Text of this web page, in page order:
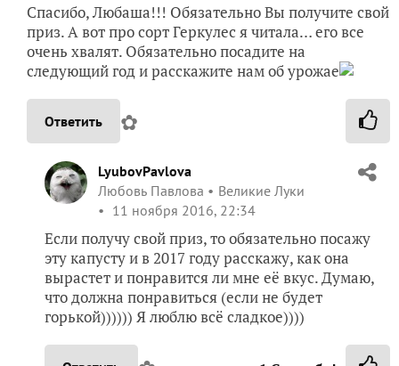
Спасибо, Любаша!!! Обязательно Вы получите свой
приз. А вот про сорт Геркулес я читала… его все
очень хвалят. Обязательно посадите на
следующий год и расскажите нам об урожае
Ответить ✿
LyubovPavlova
Любовь Павлова
Великие Луки
11 ноября 2016, 22:34
Если получу свой приз, то обязательно посажу
эту капусту и в 2017 году расскажу, как она
вырастет и понравится ли мне её вкус. Думаю,
что должна понравиться (если не будет
горькой)))))) Я люблю всё сладкое))))